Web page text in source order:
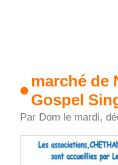
marché de
Gospel
Par Dom le mardi,